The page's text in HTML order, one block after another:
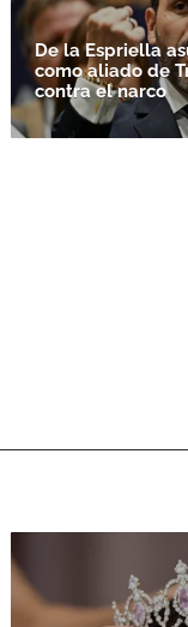
De la Espriella
como aliado de
contra el narco